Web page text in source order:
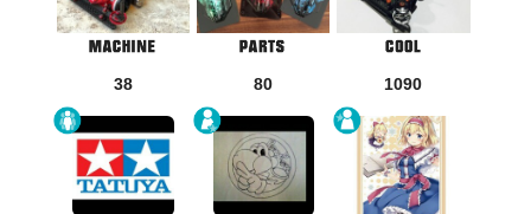
38 80 1090